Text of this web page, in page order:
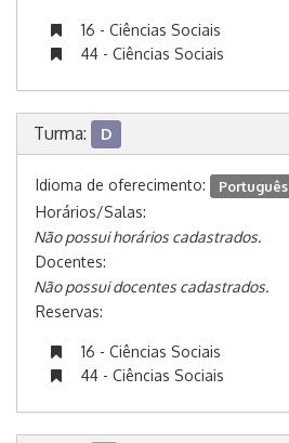
16 - Ciências Sociais
44 - Ciências Sociais
Turma: D
Idioma de oferecimento: Português
Horários/Salas:
Não possui horários cadastrados.
Docentes:
Não possui docentes cadastrados.
Reservas:
16 - Ciências Sociais
44 - Ciências Sociais